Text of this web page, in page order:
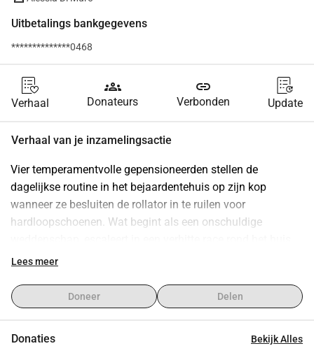
Uitbetalings bankgegevens
**************0468
Verhaal
groups
Donateurs
link
Verbonden Update
Verhaal van je inzamelingsactie
Vier temperamentvolle gepensioneerden stellen de
dagelijkse routine in het bejaardentehuis op zijn kop
wanneer ze besluiten de rollator in te ruilen voor
hardloopschoenen. Wat begint als een onschuldige
Rennende Senioren (AT)
oud bent.
Waarom dit onderwerp?
Lees meer
Doneer Delen
Donaties Bekijk Alles